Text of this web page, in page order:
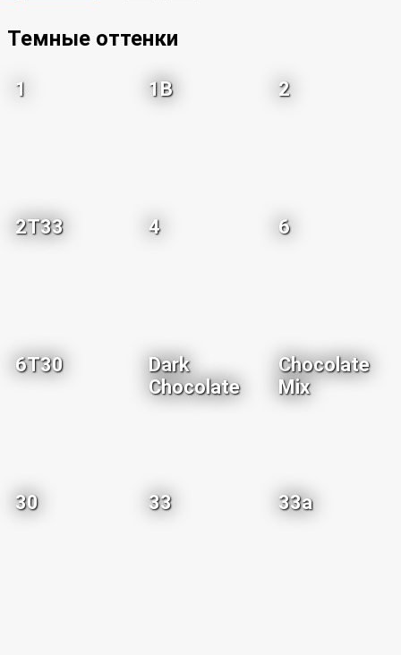
Темные оттенки
1 1B 2
2T33 4 6
6T30
Dark
Chocolate
Chocolate
Mix
30 33 33a